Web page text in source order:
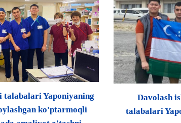
talabalari Yaponiyaning
ko'ptarmoqli
Davolash
talabalari